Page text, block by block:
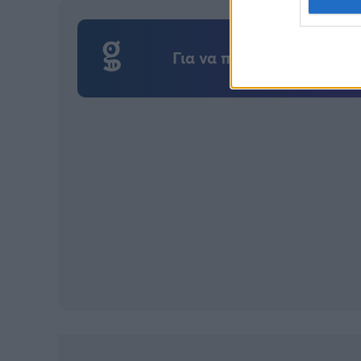
Για να προσθέσεις το